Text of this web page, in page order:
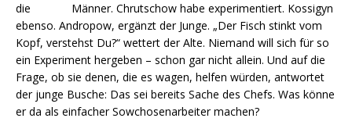
die Männer. Chrutschow habe experimentiert. Kossigyn
ebenso. Andropow, ergänzt der Junge. „Der Fisch stinkt vom
Kopf, verstehst Du?“ wettert der Alte. Niemand will sich für so
ein Experiment hergeben – schon gar nicht allein. Und auf die
Frage, ob sie denen, die es wagen, helfen würden, antwortet
der junge Busche: Das sei bereits Sache des Chefs. Was könne
er da als einfacher Sowchosenarbeiter machen?